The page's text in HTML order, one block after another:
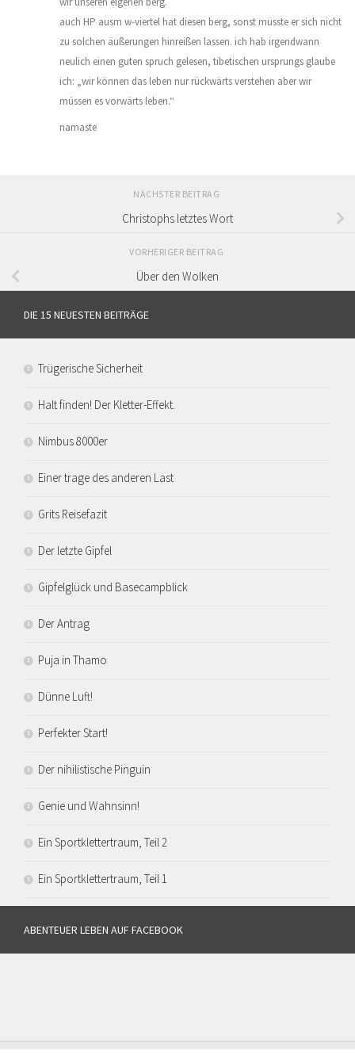
auch HP ausm w-viertel hat diesen berg, sonst müsste er sich nicht
zu solchen äußerungen hinreißen lassen. ich hab irgendwann
neulich einen guten spruch gelesen, tibetischen ursprungs glaube
ich: „wir können das leben nur rückwärts verstehen aber wir
müssen es vorwärts leben.“
namaste
NÄCHSTER BEITRAG
Christophs letztes Wort
VORHERIGER BEITRAG
Über den Wolken
DIE 15 NEUESTEN BEITRÄGE
Trügerische Sicherheit
Halt finden! Der Kletter-Effekt.
Nimbus 8000er
Einer trage des anderen Last
Grits Reisefazit
Der letzte Gipfel
Gipfelglück und Basecampblick
Der Antrag
Puja in Thamo
Dünne Luft!
Perfekter Start!
Der nihilistische Pinguin
Genie und Wahnsinn!
Ein Sportklettertraum, Teil 2
Ein Sportklettertraum, Teil 1
ABENTEUER LEBEN AUF FACEBOOK